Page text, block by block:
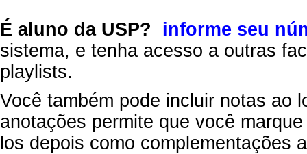
É aluno da USP?
informe seu
sistema, e tenha acesso a outras
playlists.
Você também pode incluir notas ao
anotações permite que você
los depois como complementações